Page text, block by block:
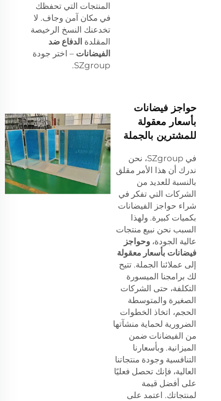
المنتجات التي تحفظك
في مكان آمن وجاف. لا
تخدعنك النسخ الرخيصة
المقلدة الدفاع ضد
الفيضانات – اختر جودة
SZgroup.
حواجز فيضانات
بأسعار معقولة
للمشترين بالجملة
في SZgroup، نحن
ندرك أن هذا الأمر مقلق
بالنسبة للعديد من
الشركات التي تفكر في
شراء حواجز الفيضانات
بكميات كبيرة. ولهذا
السبب نحن نبيع منتجات
عالية الجودة، وحواجز
فيضانات بأسعار معقولة
إلى عملائنا الجملة. تتيح
لك برامجنا الميسورة
التكلفة، حتى الشركات
الصغيرة والمتوسطة
الحجم، اتخاذ الخطوات
الضرورية لحماية منشآتها
من الفيضانات ضمن
الميزانية. وبأسعارنا
التنافسية وجودة منتجاتنا
العالية، فإنك تحصل فعليًا
على أفضل قيمة
لمنتجاتك. اعتمد على